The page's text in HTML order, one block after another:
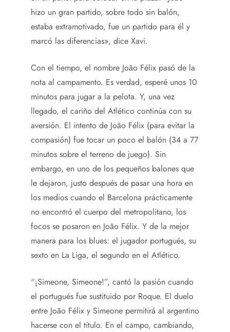
hizo un gran partido, sobre todo sin balón,
estaba extramotivado, fue un partido para él y
marcó las diferencias», dice Xavi.
Con el tiempo, el nombre João Félix pasó de la
nota al campamento. Es verdad, esperé unos 10
minutos para jugar a la pelota. Y, una vez
llegado, el cariño del Atlético continúa con su
aversión. El intento de João Félix (para evitar la
compasión) fue tocar un poco el balón (34 a 77
minutos sobre el terreno de juego). Sin
embargo, en uno de los pequeños balones que
le dejaron, justo después de pasar una hora en
los medios cuando el Barcelona prácticamente
no encontró el cuerpo del metropolitano, los
focos se posaron en João Félix. Y de la mejor
manera para los blues: el jugador portugués, su
sexto en La Liga, el segundo en el Atlético.
“¡Simeone, Simeone!”, cantó la pasión cuando
el portugués fue sustituido por Roque. El duelo
entre João Félix y Simeone permitirá al argentino
hacerse con el título. En el campo, cambiando,